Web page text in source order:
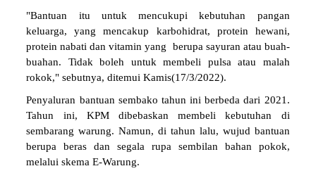
"Bantuan itu untuk mencukupi kebutuhan pangan
keluarga, yang mencakup karbohidrat, protein hewani,
protein nabati dan vitamin yang berupa sayuran atau buah-
buahan. Tidak boleh untuk membeli pulsa atau malah
rokok," sebutnya, ditemui Kamis(17/3/2022).
Penyaluran bantuan sembako tahun ini berbeda dari 2021.
Tahun ini, KPM dibebaskan membeli kebutuhan di
sembarang warung. Namun, di tahun lalu, wujud bantuan
berupa beras dan segala rupa sembilan bahan pokok,
melalui skema E-Warung.